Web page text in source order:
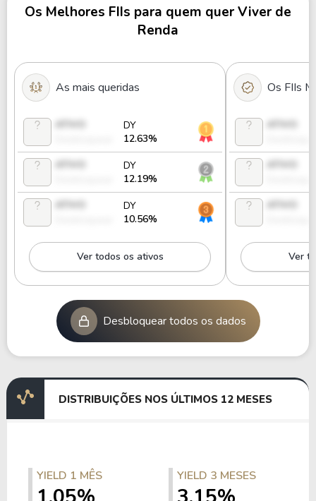
CPTR11 16.42% 0.81
DCRA11
Os Melhores FIIs para quem quer Viver de
Renda
As mais queridas
DY
12.63%
DY
12.19%
DY
10.56%
Ver todos os ativos
Os FIIs
Ver
Desbloquear todos os dados
DISTRIBUIÇÕES NOS ÚLTIMOS 12 MESES
YIELD 1 MÊS YIELD 3 MESES